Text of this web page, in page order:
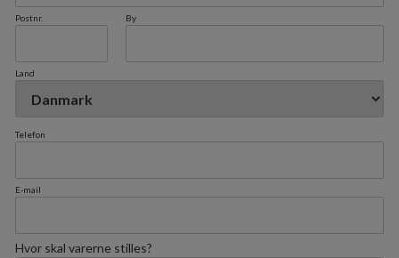
Postnr. By
Land
Telefon
E-mail
Hvor skal varerne stilles?